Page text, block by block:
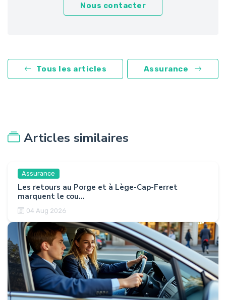
Nous contacter
Tous les articles Assurance
Articles similaires
Assurance
Les retours au Porge et à Lège-Cap-Ferret
marquent le cou...
04 Aug 2026